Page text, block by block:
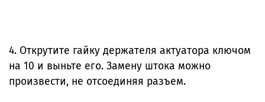
4. Открутите гайку держателя актуатора ключом
на 10 и выньте его. Замену штока можно
произвести, не отсоединяя разъем.